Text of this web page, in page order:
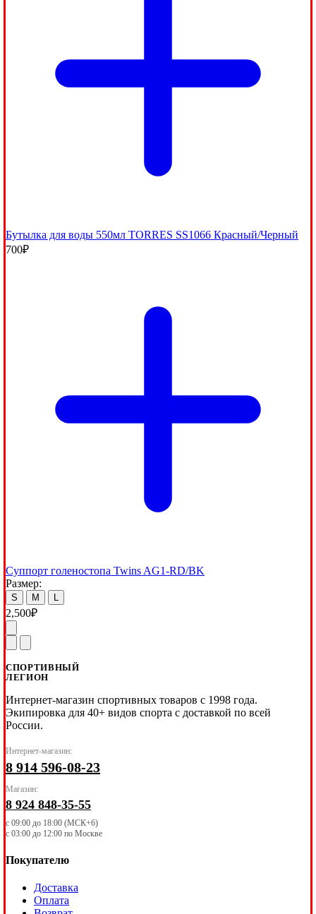
Бутылка для воды 550мл TORRES SS1066 Красный/Черный
700₽
Суппорт голеностопа Twins AG1-RD/BK
Размер:
S M
2,500₽
СПОРТИВНЫЙ
ЛЕГИОН
Интернет-магазин спортивных товаров с 1998 года.
Экипировка для 40+ видов спорта с доставкой по всей
России.
Интернет-магазин:
8 914 596-08-23
Магазин:
8 924 848-35-55
с 09:00 до 18:00 (МСК+6)
с 03:00 до 12:00 по Москве
Покупателю
Доставка
Оплата